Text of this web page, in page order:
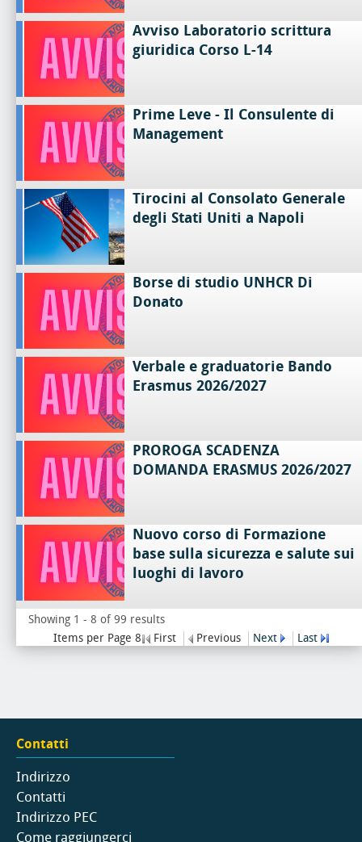
Avviso Laboratorio scrittura
giuridica Corso L-14
Prime Leve - Il Consulente di
Management
Tirocini al Consolato Generale
degli Stati Uniti a Napoli
Borse di studio UNHCR Di
Donato
Verbale e graduatorie Bando
Erasmus 2026/2027
PROROGA SCADENZA
DOMANDA ERASMUS 2026/2027
Nuovo corso di Formazione
base sulla sicurezza e salute sui
luoghi di lavoro
Showing 1 - 8 of 99 results
Items per Page 8
First Previous Next Last
Contatti
Indirizzo
Contatti
Indirizzo PEC
Come raggiungerci